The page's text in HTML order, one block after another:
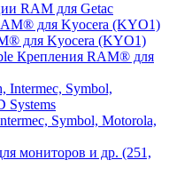
RAM для Getac
для Kyocera (KYO1)
Крепления RAM® для
Symbol, Motorola,